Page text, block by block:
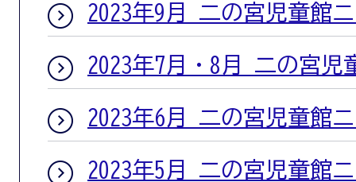
2023年9月 二の宮児童館
2023年7月・8月 二の宮児
2023年6月 二の宮児童館
2023年5月 二の宮児童館